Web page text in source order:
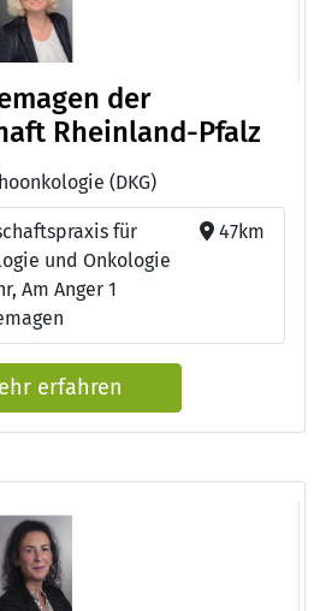
der
Rheinland-Pfalz
(DKG)
für
und Onkologie
Am Anger 1
47km
erfahren